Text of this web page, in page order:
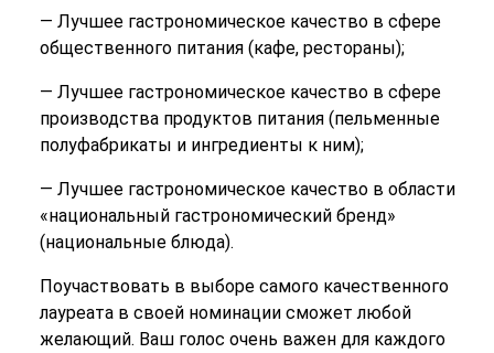
— Лучшее гастрономическое качество в сфере
общественного питания (кафе, рестораны);
— Лучшее гастрономическое качество в сфере
производства продуктов питания (пельменные
полуфабрикаты и ингредиенты к ним);
— Лучшее гастрономическое качество в области
«национальный гастрономический бренд»
(национальные блюда).
Поучаствовать в выборе самого качественного
лауреата в своей номинации сможет любой
желающий. Ваш голос очень важен для каждого